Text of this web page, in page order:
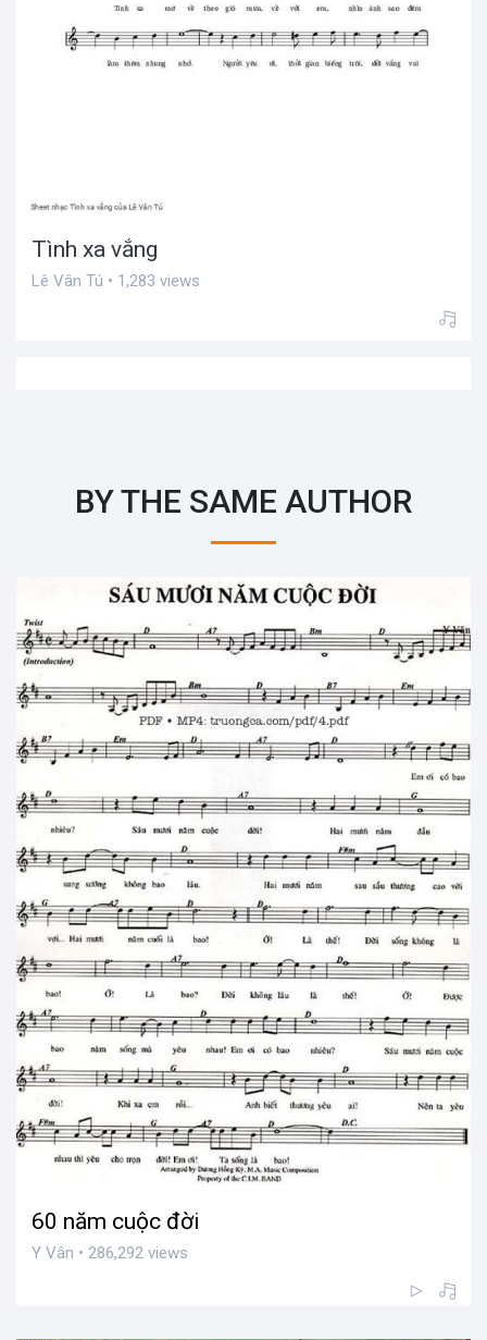
Tình xa vắng
Lê Vân Tú • 1,283 views
BY THE SAME AUTHOR
60 năm cuộc đời
Y Vân • 286,292 views